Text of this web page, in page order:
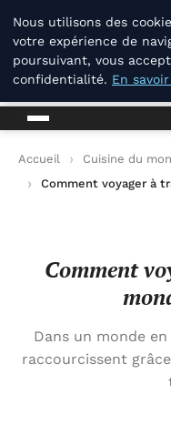
La Compagnie Des Terroirs
La
Accueil
Cuisine du
Comment voyager à
Comment
Dans un monde
raccourcissent
Nous utilisons des
votre expérience de
poursuivant, vous
confidentialité. En